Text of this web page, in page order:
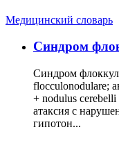
Медицинский словарь
Cиндром
Синдром
flocculonodulare;
+ nodulus cerebelli
атаксия с
гипотон...